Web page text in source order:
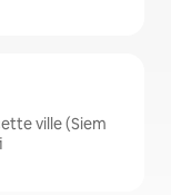
ville (Siem